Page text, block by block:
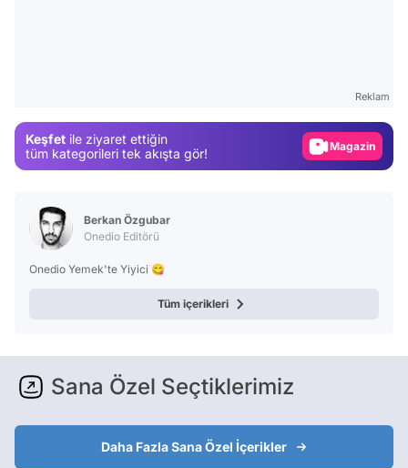
Reklam
Keşfet ile ziyaret ettiğin
tüm kategorileri tek akışta gör!
Magazin
Berkan Özgubar
Onedio Editörü
Onedio Yemek'te Yiyici 😋
Tüm içerikleri
Sana Özel Seçtiklerimiz
Daha Fazla Sana Özel İçerikler